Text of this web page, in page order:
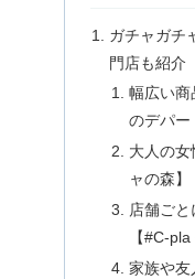
ガチャガチ
門店も紹介
幅広い商
のデパー
大人の
ャの森】
店舗ごと
【#C-pla
家族や友